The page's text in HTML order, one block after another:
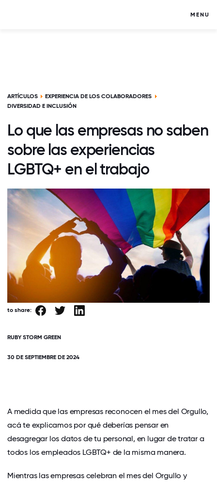
MENU
ARTÍCULOS
EXPERIENCIA DE LOS COLABORADORES
DIVERSIDAD E INCLUSIÓN
Lo que las empresas no saben
sobre las experiencias
LGBTQ+ en el trabajo
to share:
RUBY STORM GREEN
30 DE SEPTIEMBRE DE 2024
A medida que las empresas reconocen el mes del Orgullo,
acá te explicamos por qué deberías pensar en
desagregar los datos de tu personal, en lugar de tratar a
todos los empleados LGBTQ+ de la misma manera.
Mientras las empresas celebran el mes del Orgullo y